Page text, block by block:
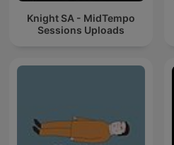
Knight SA - MidTempo
Sessions Uploads